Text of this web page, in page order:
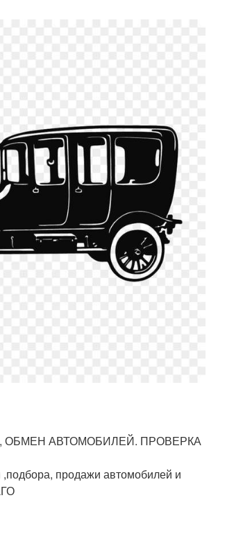
АВТОМОБИЛЕЙ. ПРОВЕРКА
продажи автомобилей и